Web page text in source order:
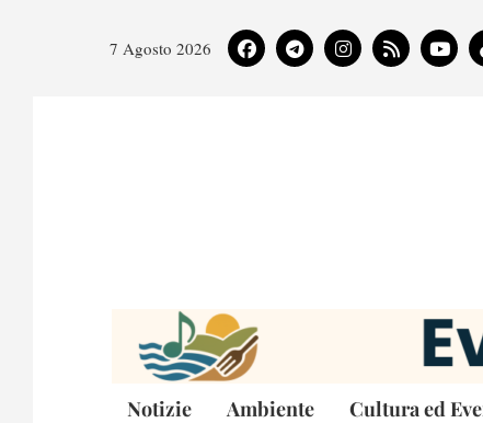
7 Agosto 2026
Notizie Ambiente Cultura ed